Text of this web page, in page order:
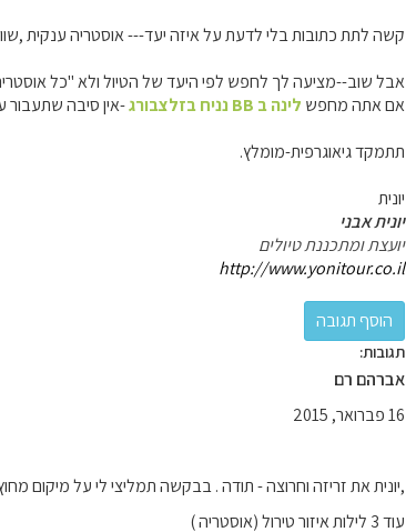
קשה לתת כתובות בלי לדעת על איזה יעד--- אוסטריה ענקית
אבל שוב--מציעה לך לחפש לפי היעד של הטיול ולא "כל
אם אתה מחפש לינה ב BB נניח בזלצבורג
-אין סיבה שתעבור
תתמקד גיאוגרפית-מומלץ.
יונית
יונית אבני
יועצת ומתכננת טיולים
http://www.yonitour.co.il
תגובות:
אברהם רם
16 פברואר, 2015
,יונית את זריזה וחרוצה - תודה . בבקשה תמליצי לי על מיקום מחוץ
עוד 3 לילות איזור טירול (אוסטריה )